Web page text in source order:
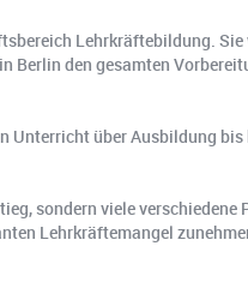
Lehrkräftebildung.
Berlin den gesamten
über Ausbildung
sondern viele
Lehrkräftemangel